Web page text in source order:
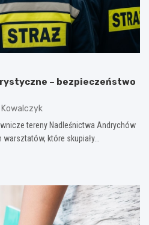
– bezpieczeństwo
tereny Nadleśnictwa Andrychów
które skupiały…